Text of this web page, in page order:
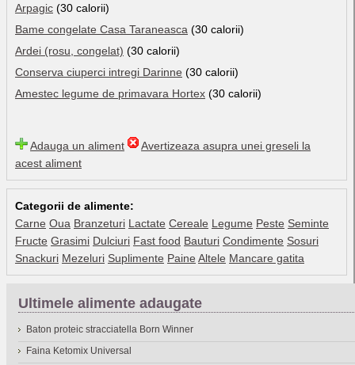
Arpagic (30 calorii)
Bame congelate Casa Taraneasca (30 calorii)
Ardei (rosu, congelat) (30 calorii)
Conserva ciuperci intregi Darinne (30 calorii)
Amestec legume de primavara Hortex (30 calorii)
Adauga un aliment
Avertizeaza asupra unei greseli la
acest aliment
Categorii de alimente:
Carne Oua Branzeturi Lactate Cereale Legume Peste Seminte
Fructe Grasimi Dulciuri Fast food Bauturi Condimente Sosuri
Snackuri Mezeluri Suplimente Paine Altele Mancare gatita
Ultimele alimente adaugate
Baton proteic stracciatella Born Winner
Faina Ketomix Universal